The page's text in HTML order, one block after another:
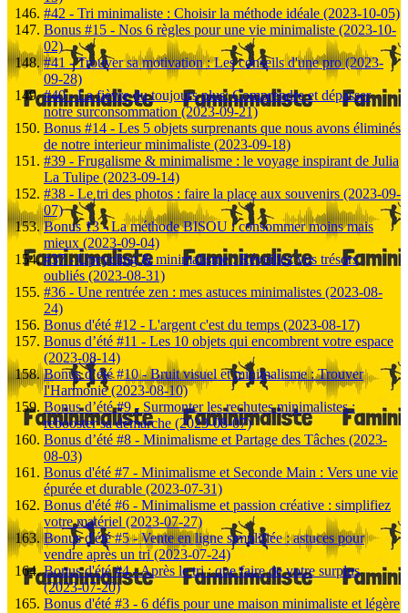
#42 - Tri minimaliste : Choisir la méthode idéale (2023-10-05)
Bonus #15 - Nos 6 règles pour une vie minimaliste (2023-10-
02)
#41 - Trouver sa motivation : Les conseils d'une pro (2023-
09-28)
#40 - La fièvre du toujours plus: Comprendre et dépasser
notre surconsommation (2023-09-21)
Bonus #14 - Les 5 objets surprenants que nous avons éliminés
de notre interieur minimaliste (2023-09-18)
#39 - Frugalisme & minimalisme : le voyage inspirant de Julia
La Tulipe (2023-09-14)
#38 - Le tri des photos : faire la place aux souvenirs (2023-09-
07)
Bonus 13 - La méthode BISOU : consommer moins mais
mieux (2023-09-04)
#37 - Upcycling & minimalisme : Réveillez vos trésors
oubliés (2023-08-31)
#36 - Une rentrée zen : mes astuces minimalistes (2023-08-
24)
Bonus d'été #12 - L'argent c'est du temps (2023-08-17)
Bonus d’été #11 - Les 10 objets qui encombrent votre espace
(2023-08-14)
Bonus d’été #10 - Bruit visuel et minimalisme : Trouver
l'Harmonie (2023-08-10)
Bonus d’été #9 - Surmonter les rechutes minimalistes :
rebooster sa démarche (2023-08-07)
Bonus d’été #8 - Minimalisme et Partage des Tâches (2023-
08-03)
Bonus d'été #7 - Minimalisme et Seconde Main : Vers une vie
épurée et durable (2023-07-31)
Bonus d'été #6 - Minimalisme et passion créative : simplifiez
votre matériel (2023-07-27)
Bonus d'été #5 - Vente en ligne simplifiée : astuces pour
vendre après un tri (2023-07-24)
Bonus d'été #4 - Après le tri : que faire de votre surplus
(2023-07-20)
Bonus d'été #3 - 6 défis pour une maison minimaliste et légère